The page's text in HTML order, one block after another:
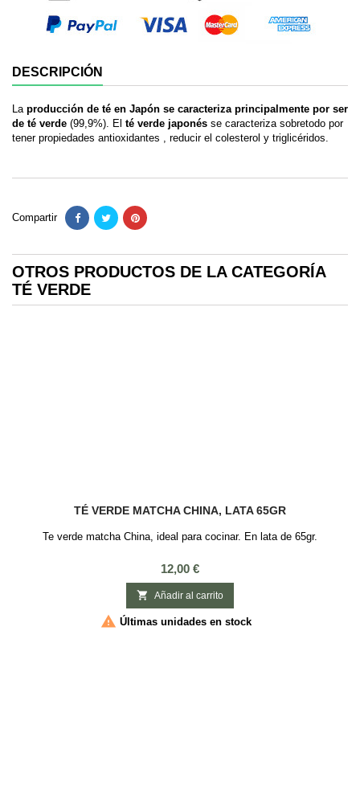
DESCRIPCIÓN
Laproducción de té en Japón se caracteriza principalmente por ser
de té verde (99,9%). El té verde japonés se caracteriza sobretodo por
tener propiedades antioxidantes , reducir el colesterol y triglicéridos.
Compartir
OTROS PRODUCTOS DE LA CATEGORÍA
TÉ VERDE
TÉ VERDE MATCHA CHINA, LATA 65GR
Te verde matcha China, ideal para cocinar. En lata de 65gr.
Precio
12,00 €
 Añadir al carrito
 Últimas unidades en stock